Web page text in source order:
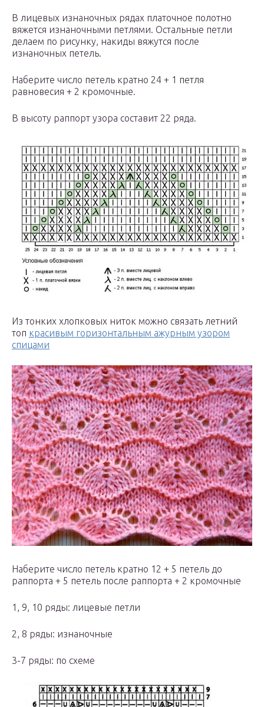
В лицевых изнаночных рядах платочное полотно
вяжется изнаночными петлями. Остальные петли
делаем по рисунку, накиды вяжутся после
изнаночных петель.
Наберите число петель кратно 24 + 1 петля
равновесия + 2 кромочные.
В высоту раппорт узора составит 22 ряда.
Из тонких хлопковых ниток можно связать летний
топ красивым горизонтальным ажурным узором
спицами
Наберите число петель кратно 12 + 5 петель до
раппорта + 5 петель после раппорта + 2 кромочные
1, 9, 10 ряды: лицевые петли
2, 8 ряды: изнаночные
3-7 ряды: по схеме